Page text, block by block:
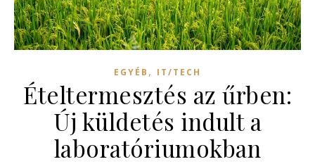
EGYÉB , IT/TECH
Ételtermesztés az űrben:
Új küldetés indult a
laboratóriumokban